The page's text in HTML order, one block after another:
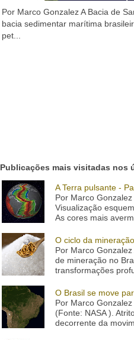
Por Marco Gonzalez A Bacia de
bacia sedimentar marítima
pet...
Publicações mais visitadas nos
A Terra pulsante -
Por Marco
Visualização
As cores mais
O ciclo da
Por Marco
de mineração no
transformações
O Brasil se move
Por Marco
(Fonte: NASA ).
decorrente da